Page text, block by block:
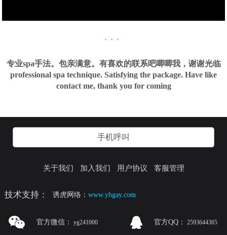
。。。
专业spa手法。包亲满意。有喜欢的联系吧唧唧我，谢谢光临
professional spa technique. Satisfying the package. Have like
contact me, thank you for coming
手机呼叫
关于我们 加入我们 用户协议 客服管理
技术支持： 诱虎网络：www.yhgay.com
官方微信： yg241000 官方QQ： 2593644365